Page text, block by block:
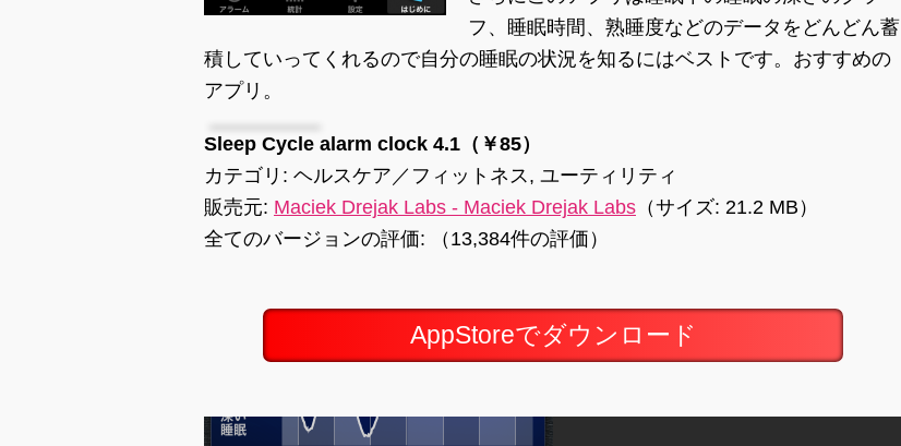
フ、睡眠時間、熟睡度などのデータをどんどん蓄
積していってくれるので自分の睡眠の状況を知るにはベストです。おすすめの
アプリ。
Sleep Cycle alarm clock 4.1（￥85）
カテゴリ: ヘルスケア／フィットネス, ユーティリティ
販売元: Maciek Drejak Labs - Maciek Drejak Labs （サイズ: 21.2 MB）
全てのバージョンの評価: （13,384件の評価）
AppStoreでダウンロード